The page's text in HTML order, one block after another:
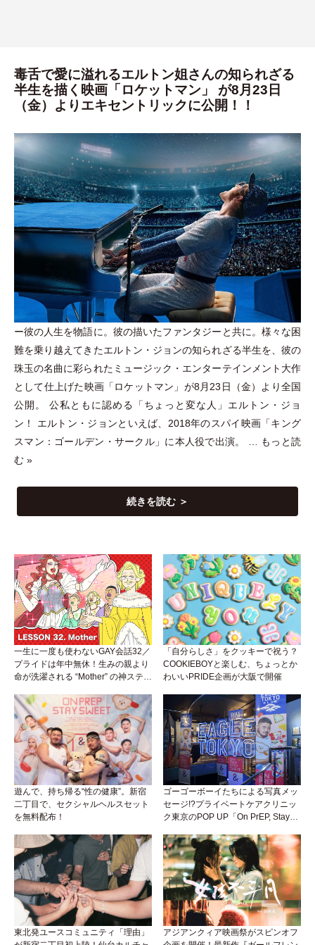
毒舌で愛に溢れるエルトン姐さんの知られざる
半生を描く映画「ロケットマン」 が8月23日
（金）よりエキセントリックに公開！！
ー彼の人生を物語に。彼の描いたファンタジーと共に。様々な困
難を乗り越えてきたエルトン ・ ジョンの知られざる半生を、彼の
珠玉の名曲に彩られたミュージック ・ エンターテインメント大作
として仕上げた映画「 ロケットマン 」 が8月23日 （金） より全国
公開。 公私ともに認める 「 ちょっと変な人 」 エルトン ・ ジョ
ン！ エルトン ・ ジョンといえば、2018年のスパイ映画 「キング
スマン：ゴールデン ・ サークル 」 に本人役で出演。 …
もっと読
む »
続きを読む ＞
一生に一度も使わないGAY会話32／
プライドは年中無休！生みの親より
命が洗濯される “Mother” の神ステー
「自分らしさ」をクッキーで祝う？
COOKIEBOYと楽しむ、ちょっとか
わいいPRIDE企画が大阪で開催
遊んで、持ち帰る“性の健康”。新宿
二丁目で、セクシャルヘルスセット
を無料配布！
ゴーゴーボーイたちによる写真メッ
セージ!?プライベートケアクリニッ
ク東京のPOP UP「On PrEP, Stay
東北発ユースコミュニティ「理由」
アジアンクィア映画祭がスピンオフ